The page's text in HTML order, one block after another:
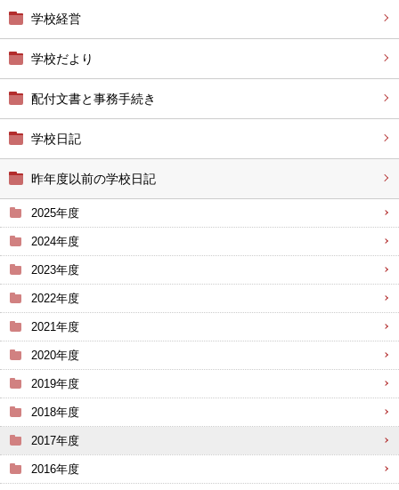
学校経営
学校だより
配付文書と事務手続き
学校日記
昨年度以前の学校日記
2025年度
2024年度
2023年度
2022年度
2021年度
2020年度
2019年度
2018年度
2017年度
2016年度